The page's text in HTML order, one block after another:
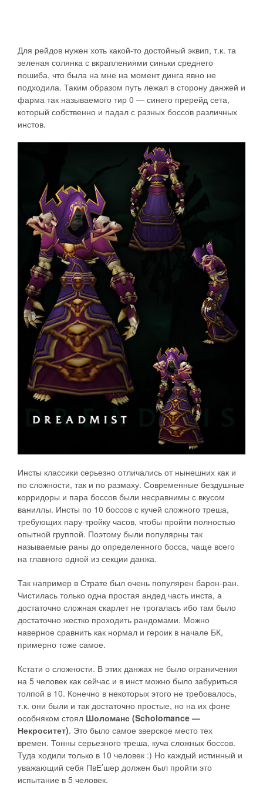
Для рейдов нужен хоть какой-то достойный эквип, т.к. та
зеленая солянка с вкраплениями синьки среднего
пошиба, что была на мне на момент динга явно не
подходила. Таким образом путь лежал в сторону данжей и
фарма так называемого тир 0 — синего пререйд сета,
который собственно и падал с разных боссов различных
инстов.
Инсты классики серьезно отличались от нынешних как и
по сложности, так и по размаху. Современные бездушные
корридоры и пара боссов были несравнимы с вкусом
ваниллы. Инсты по 10 боссов с кучей сложного треша,
требующих пару-тройку часов, чтобы пройти полностью
опытной группой. Поэтому были популярны так
называемые раны до определенного босса, чаще всего
на главного одной из секции данжа.
Так например в Страте был очень популярен барон-ран.
Чистилась только одна простая андед часть инста, а
достаточно сложная скарлет не трогалась ибо там было
достаточно жестко проходить рандомами. Можно
наверное сравнить как нормал и героик в начале БК,
примерно тоже самое.
Кстати о сложности. В этих данжах не было ограничения
на 5 человек как сейчас и в инст можно было забуриться
толпой в 10. Конечно в некоторых этого не требовалось,
т.к. они были и так достаточно простые, но на их фоне
особняком стоял Шоломанс (Scholomance —
Некроситет). Это было самое зверское место тех
времен. Тонны серьезного треша, куча сложных боссов.
Туда ходили только в 10 человек :) Но каждый истинный и
уважающий себя ПвЕ’шер должен был пройти это
испытание в 5 человек.